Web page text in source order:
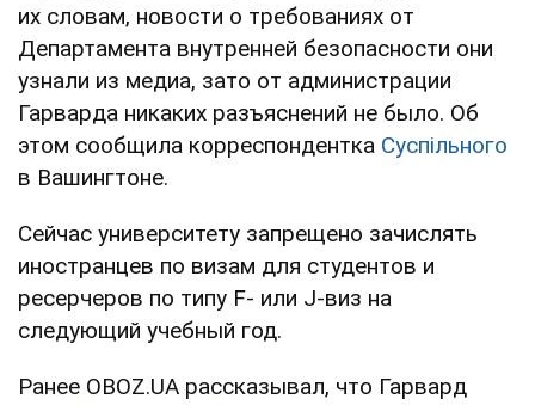
их словам, новости о требованиях от
Департамента внутренней безопасности они
узнали из медиа, зато от администрации
Гарварда никаких разъяснений не было. Об
этом сообщила корреспондентка Суспільного
в Вашингтоне.
Сейчас университету запрещено зачислять
иностранцев по визам для студентов и
ресерчеров по типу F- или J-виз на
следующий учебный год.
Ранее OBOZ.UA рассказывал, что Гарвард